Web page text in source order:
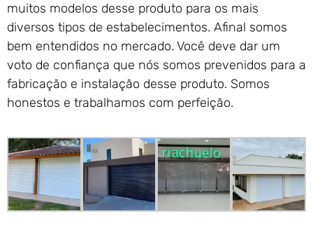
muitos modelos desse produto para os mais
diversos tipos de estabelecimentos. Afinal somos
bem entendidos no mercado. Você deve dar um
voto de confiança que nós somos prevenidos para a
fabricação e instalação desse produto. Somos
honestos e trabalhamos com perfeição.